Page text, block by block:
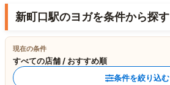
新町口駅のヨガを条件から探す
現在の条件
すべての店舗 / おすすめ順
条件を絞り込む